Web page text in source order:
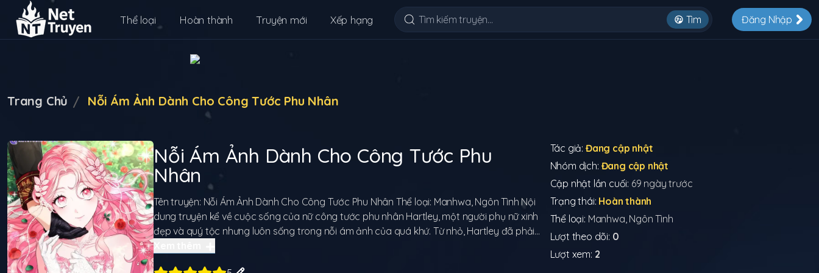
Thể loại Hoàn thành Truyện mới Xếp hạng Tìm Đăng Nhập
Trang Chủ Nỗi Ám Ảnh Dành Cho Công Tước Phu Nhân
Nỗi Ám Ảnh Dành Cho Công Tước Phu
Nhân
Tên truyện: Nỗi Ám Ảnh Dành Cho Công Tước Phu Nhân Thể loại: Manhwa, Ngôn Tình Nội
dung truyện kể về cuộc sống của nữ công tước phu nhân Hartley, một người phụ nữ xinh
đẹp và quý tộc nhưng luôn sống trong nỗi ám ảnh của quá khứ. Từ nhỏ, Hartley đã phải
Tác giả: Đang cập nhật
Nhóm dịch: Đang cập nhật
Cập nhật lần cuối: 69 ngày trước
Trạng thái: Hoàn thành
Thể loại: Manhwa, Ngôn Tình
Lượt theo dõi: 0
Lượt xem: 2